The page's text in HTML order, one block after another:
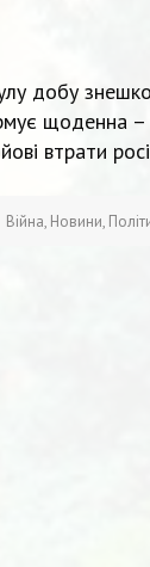
добу
щоденна –
втрати
Війна, Новини,